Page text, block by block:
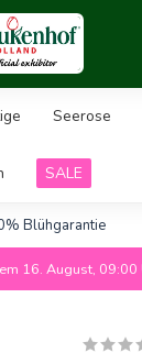
Seerose
SALE
Blühgarantie
16. August, 09:00